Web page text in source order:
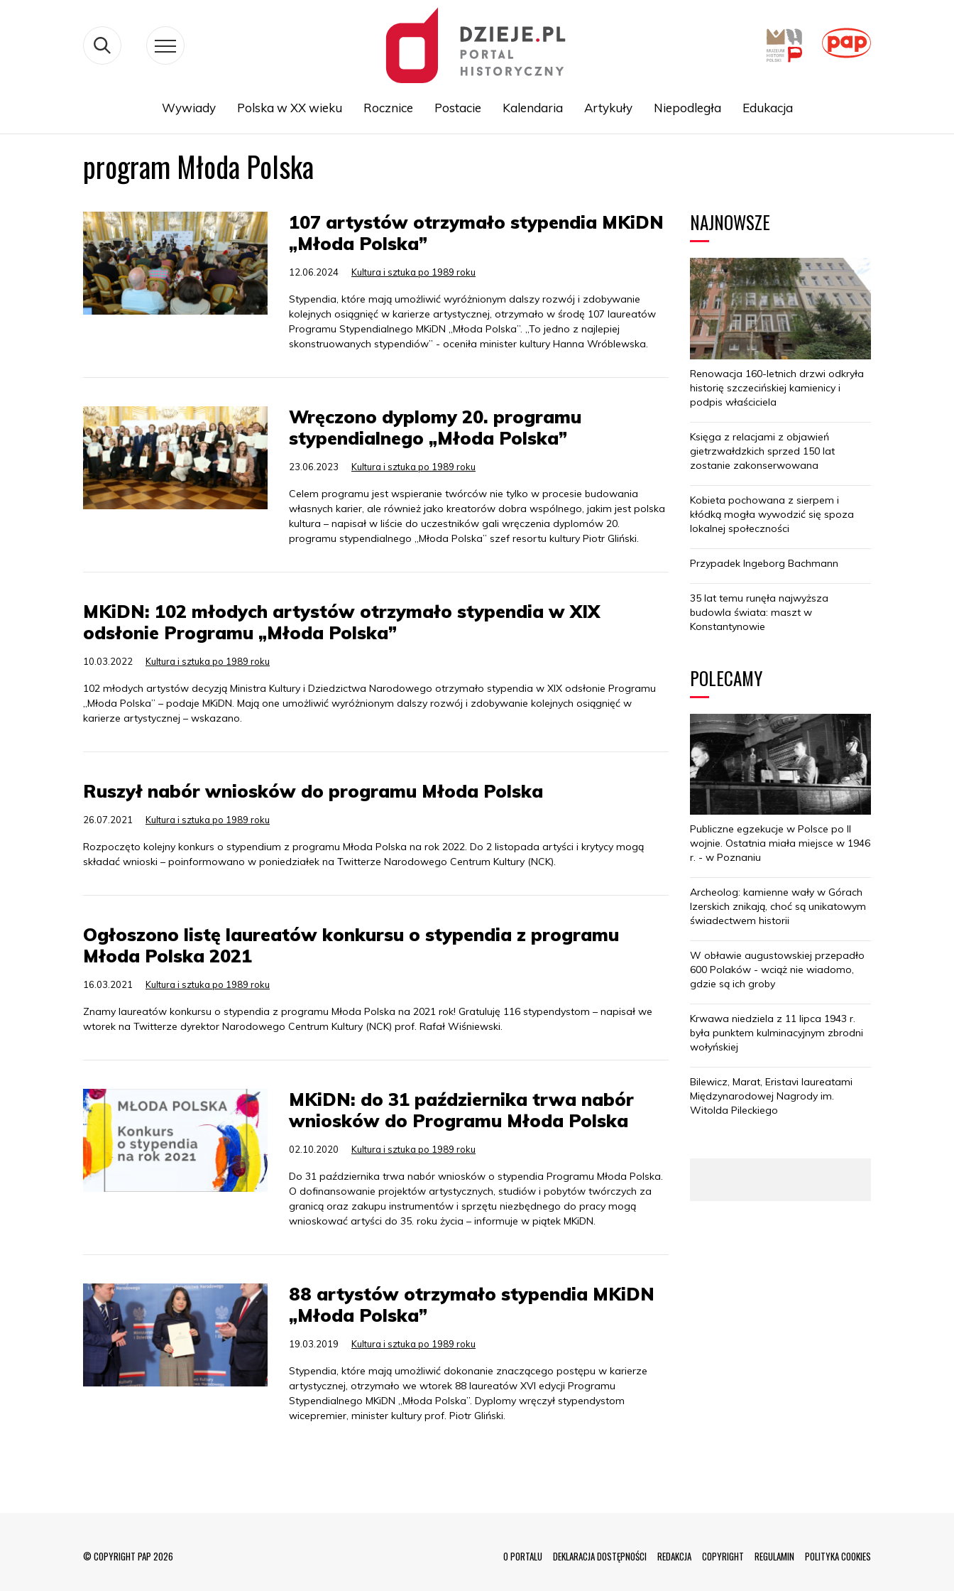
Wywiady Polska w XX wieku Rocznice Postacie Kalendaria Artykuły Niepodległa Edukacja
program Młoda Polska
107 artystów otrzymało stypendia MKiDN
„Młoda Polska”
12.06.2024 Kultura i sztuka po 1989 roku
Stypendia, które mają umożliwić wyróżnionym dalszy rozwój i zdobywanie
kolejnych osiągnięć w karierze artystycznej, otrzymało w środę 107 laureatów
Programu Stypendialnego MKiDN „Młoda Polska”. „To jedno z najlepiej
skonstruowanych stypendiów” - oceniła minister kultury Hanna Wróblewska.
Wręczono dyplomy 20. programu
stypendialnego „Młoda Polska”
23.06.2023 Kultura i sztuka po 1989 roku
Celem programu jest wspieranie twórców nie tylko w procesie budowania
własnych karier, ale również jako kreatorów dobra wspólnego, jakim jest polska
kultura – napisał w liście do uczestników gali wręczenia dyplomów 20.
programu stypendialnego „Młoda Polska” szef resortu kultury Piotr Gliński.
MKiDN: 102 młodych artystów otrzymało stypendia w XIX
odsłonie Programu „Młoda Polska”
10.03.2022 Kultura i sztuka po 1989 roku
102 młodych artystów decyzją Ministra Kultury i Dziedzictwa Narodowego otrzymało stypendia w XIX odsłonie Programu
„Młoda Polska” – podaje MKiDN. Mają one umożliwić wyróżnionym dalszy rozwój i zdobywanie kolejnych osiągnięć w
karierze artystycznej – wskazano.
Ruszył nabór wniosków do programu Młoda Polska
26.07.2021 Kultura i sztuka po 1989 roku
Rozpoczęto kolejny konkurs o stypendium z programu Młoda Polska na rok 2022. Do 2 listopada artyści i krytycy mogą
składać wnioski – poinformowano w poniedziałek na Twitterze Narodowego Centrum Kultury (NCK).
Ogłoszono listę laureatów konkursu o stypendia z programu
Młoda Polska 2021
16.03.2021 Kultura i sztuka po 1989 roku
Znamy laureatów konkursu o stypendia z programu Młoda Polska na 2021 rok! Gratuluję 116 stypendystom – napisał we
wtorek na Twitterze dyrektor Narodowego Centrum Kultury (NCK) prof. Rafał Wiśniewski.
MKiDN: do 31 października trwa nabór
wniosków do Programu Młoda Polska
02.10.2020 Kultura i sztuka po 1989 roku
Do 31 października trwa nabór wniosków o stypendia Programu Młoda Polska.
O dofinansowanie projektów artystycznych, studiów i pobytów twórczych za
granicą oraz zakupu instrumentów i sprzętu niezbędnego do pracy mogą
wnioskować artyści do 35. roku życia – informuje w piątek MKiDN.
88 artystów otrzymało stypendia MKiDN
„Młoda Polska”
19.03.2019 Kultura i sztuka po 1989 roku
Stypendia, które mają umożliwić dokonanie znaczącego postępu w karierze
artystycznej, otrzymało we wtorek 88 laureatów XVI edycji Programu
Stypendialnego MKiDN „Młoda Polska”. Dyplomy wręczył stypendystom
wicepremier, minister kultury prof. Piotr Gliński.
NAJNOWSZE
Renowacja 160-letnich drzwi odkryła
historię szczecińskiej kamienicy i
podpis właściciela
Księga z relacjami z objawień
gietrzwałdzkich sprzed 150 lat
zostanie zakonserwowana
Kobieta pochowana z sierpem i
kłódką mogła wywodzić się spoza
lokalnej społeczności
Przypadek Ingeborg Bachmann
35 lat temu runęła najwyższa
budowla świata: maszt w
Konstantynowie
POLECAMY
Publiczne egzekucje w Polsce po II
wojnie. Ostatnia miała miejsce w 1946
r. - w Poznaniu
Archeolog: kamienne wały w Górach
Izerskich znikają, choć są unikatowym
świadectwem historii
W obławie augustowskiej przepadło
600 Polaków - wciąż nie wiadomo,
gdzie są ich groby
Krwawa niedziela z 11 lipca 1943 r.
była punktem kulminacyjnym zbrodni
wołyńskiej
Bilewicz, Marat, Eristavi laureatami
Międzynarodowej Nagrody im.
Witolda Pileckiego
© COPYRIGHT PAP 2026 Menu Footer
O PORTALU DEKLARACJA DOSTĘPNOŚCI REDAKCJA COPYRIGHT REGULAMIN POLITYKA COOKIES